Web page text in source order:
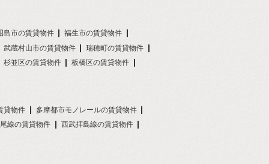
島市の賃貸物件
福生市の賃貸物件
武蔵村山市の賃貸物件
瑞穂町の賃貸物件
杉並区の賃貸物件
板橋区の賃貸物件
貸物件
多摩都市モノレールの賃貸物件
線の賃貸物件
西武拝島線の賃貸物件